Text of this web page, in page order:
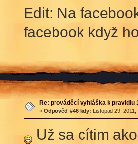
Edit: Na
facebook když
Re: prováděcí vyhláška k pravidlu
« Odpověď #46 kdy: Listopad 29,
Už sa cítim